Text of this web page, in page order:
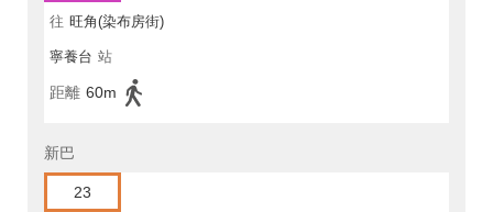
往 旺角(染布房街)
寧養台 站
距離 60m
新巴
23